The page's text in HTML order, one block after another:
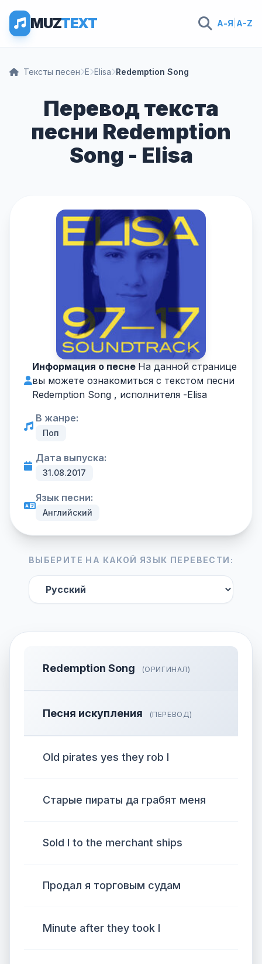
MUZTEXT А-Я A-Z
Тексты песен E Elisa Redemption Song
Перевод текста
песни Redemption
Song - Elisa
Информация о песне На данной странице
вы можете ознакомиться с текстом песни
Redemption Song , исполнителя -Elisa
В жанре:
Поп
Дата выпуска:
31.08.2017
Язык песни:
Английский
ВЫБЕРИТЕ НА КАКОЙ ЯЗЫК ПЕРЕВЕСТИ:
Redemption Song (ОРИГИНАЛ)
Песня искупления (ПЕРЕВОД)
Old pirates yes they rob I
Старые пираты да грабят меня
Sold I to the merchant ships
Продал я торговым судам
Minute after they took I